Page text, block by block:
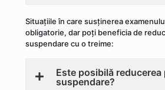
Situațiile în care susținerea
obligatorie, dar poți beneficia de
suspendare cu o treime:
Este posibilă reducerea
suspendare?